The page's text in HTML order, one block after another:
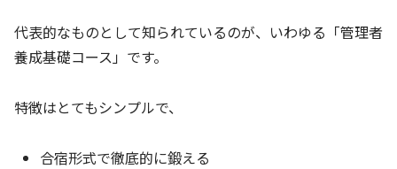
代表的なものとして知られているのが、いわゆる「管理者
養成基礎コース」です。
特徴はとてもシンプルで、
合宿形式で徹底的に鍛える